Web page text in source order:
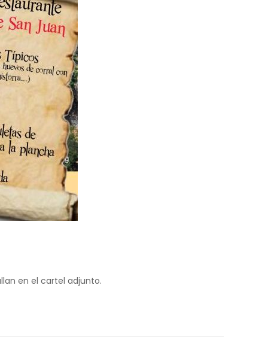
en el cartel adjunto.